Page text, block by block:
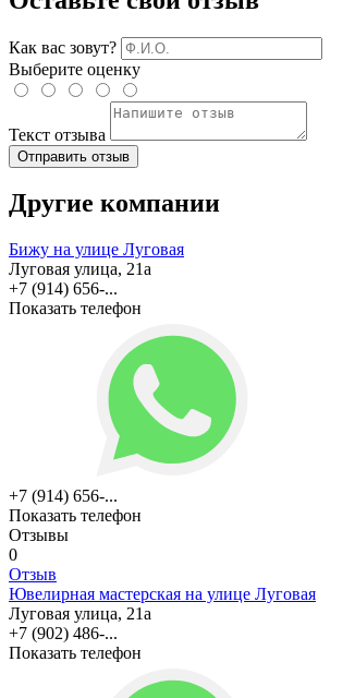
Как вас зовут?
Выберите оценку
Текст отзыва
Отправить отзыв
Другие компании
Бижу на улице Луговая
Луговая улица, 21а
+7 (914) 656-...
Показать телефон
+7 (914) 656-...
Показать телефон
Отзывы
0
Отзыв
Ювелирная мастерская на улице Луговая
Луговая улица, 21а
+7 (902) 486-...
Показать телефон